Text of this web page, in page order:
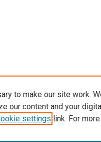
to make our site work.
our content and your
settings link. For